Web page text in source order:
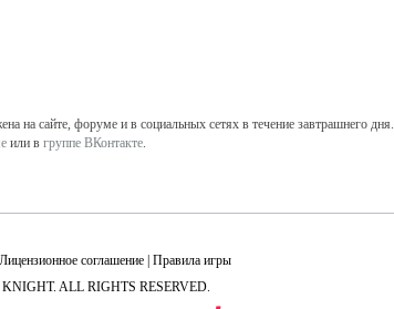
на сайте, форуме и в социальных сетях в течение завтрашнего дня.
или в группе ВКонтакте.
Лицензионное соглашение Правила игры
ALL RIGHTS RESERVED.